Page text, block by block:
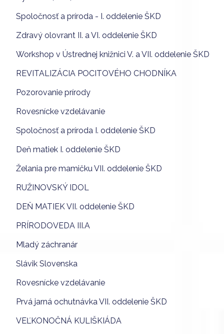
Spoločnosť a príroda - I. oddelenie ŠKD
Zdravý olovrant II. a VI. oddelenie ŠKD
Workshop v Ústrednej knižnici V. a VII. oddelenie ŠKD
REVITALIZÁCIA POCITOVÉHO CHODNÍKA
Pozorovanie prírody
Rovesnícke vzdelávanie
Spoločnosť a príroda I. oddelenie ŠKD
Deň matiek I. oddelenie ŠKD
Želania pre mamičku VII. oddelenie ŠKD
RUŽINOVSKÝ IDOL
DEŇ MATIEK VII. oddelenie ŠKD
PRÍRODOVEDA III.A
Mladý záchranár
Slávik Slovenska
Rovesnícke vzdelávanie
Prvá jarná ochutnávka VII. oddelenie ŠKD
VEĽKONOČNÁ KULIŠKIÁDA